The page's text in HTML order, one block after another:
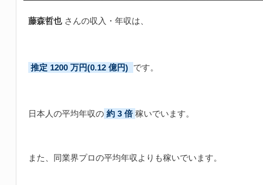
藤森哲也 さんの収入・年収は、
推定 1200 万円(0.12 億円) です。
日本人の平均年収の 約 3 倍 稼いでいます。
また、同業界プロの平均年収よりも稼いでいます。